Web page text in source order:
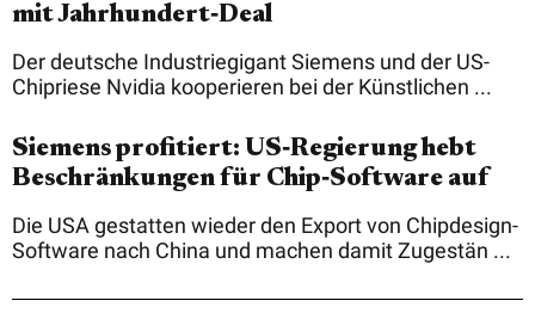
mit Jahrhundert‑Deal
Der deutsche Industriegigant Siemens und der US-
Chipriese Nvidia kooperieren bei der Künstlichen ...
Siemens profitiert: US‑Regierung hebt
Beschränkungen für Chip‑Software auf
Die USA gestatten wieder den Export von Chipdesign-
Software nach China und machen damit Zugestän ...